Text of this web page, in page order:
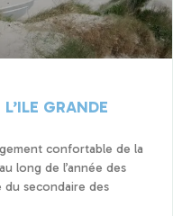
GRANDE
confortable de la
long de l’année des
du secondaire des